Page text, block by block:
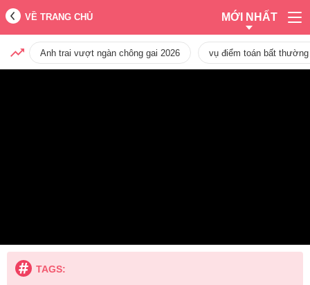
VỀ TRANG CHỦ MỚI NHẤT
Anh trai vượt ngàn chông gai 2026 vụ điểm toán bất
TAGS: